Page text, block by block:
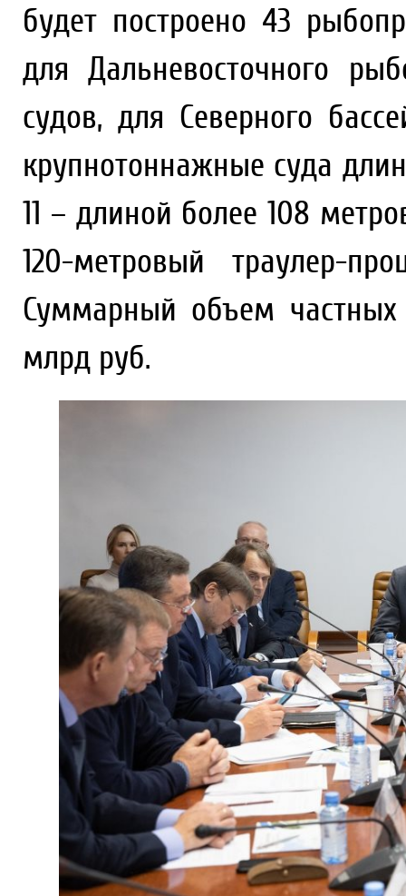
будет построено 43
для Дальневосточного
судов, для Северного
крупнотоннажные суда
11 – длиной более 108
120-метровый траулер-
Суммарный объем частных
млрд руб.